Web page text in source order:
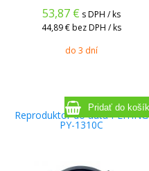
53,87 € s DPH / ks
44,89 € bez DPH / ks
do 3 dní
Reproduktor do auta PEIYING
PY-1310C